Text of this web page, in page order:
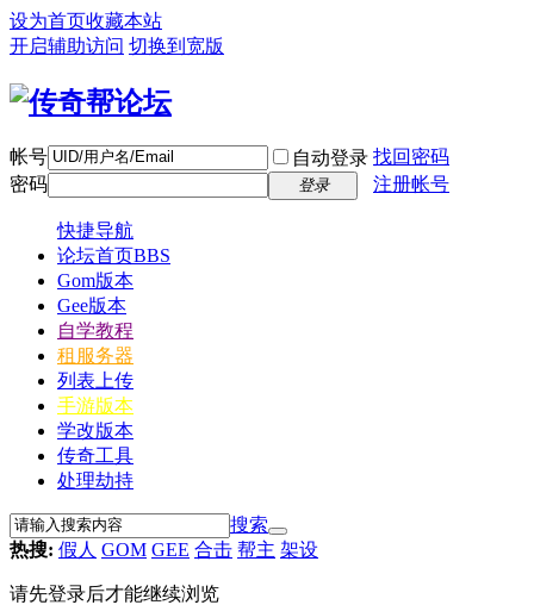
设为首页收藏本站
开启辅助访问 切换到宽版
帐号 自动登录 找回密码
密码
登录 注册帐号
快捷导航
论坛首页BBS
Gom版本
Gee版本
自学教程
租服务器
列表上传
手游版本
学改版本
传奇工具
处理劫持
搜索
热搜: 假人 GOM GEE 合击 帮主 架设
请先登录后才能继续浏览